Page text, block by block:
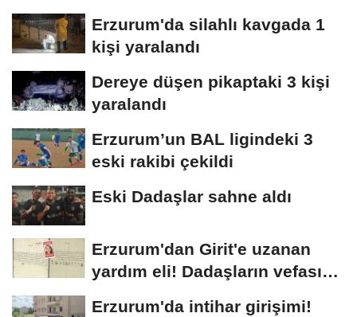
Erzurum'da silahlı kavgada 1
kişi yaralandı
Dereye düşen pikaptaki 3 kişi
yaralandı
Erzurum’un BAL ligindeki 3
eski rakibi çekildi
Eski Dadaşlar sahne aldı
Erzurum'dan Girit'e uzanan
yardım eli! Dadaşların vefası
Erzurum'da intihar girişimi!